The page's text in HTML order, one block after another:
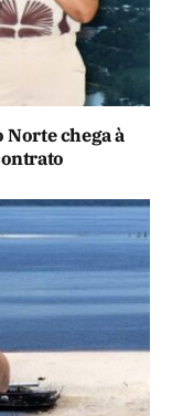
Norte chega à